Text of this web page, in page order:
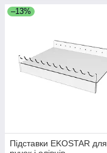
–13%
Підставки EKOSTAR для